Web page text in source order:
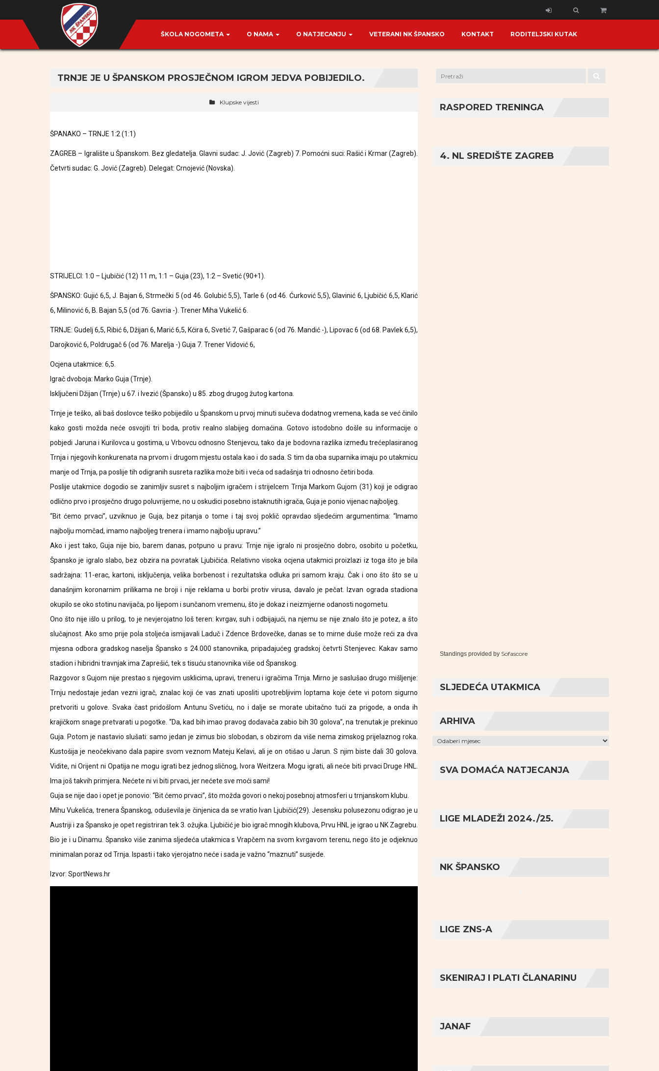
ŠKOLA NOGOMETA O NAMA O NATJECANJU VETERANI NK ŠPANSKO KONTAKT RODITELJSKI KUTAK
TRNJE JE U ŠPANSKOM PROSJEČNOM IGROM JEDVA POBIJEDILO.
Klupske vijesti
ŠPANAKO – TRNJE 1:2 (1:1)
ZAGREB – Igralište u Španskom. Bez gledatelja. Glavni sudac: J. Jović (Zagreb) 7. Pomoćni suci: Rašić i Krmar (Zagreb).
Četvrti sudac: G. Jović (Zagreb). Delegat: Crnojević (Novska).
STRIJELCI: 1:0 – Ljubičić (12) 11 m, 1:1 – Guja (23), 1:2 – Svetić (90+1).
ŠPANSKO: Gujić 6,5, J. Bajan 6, Strmečki 5 (od 46. Golubić 5,5), Tarle 6 (od 46. Ćurković 5,5), Glavinić 6, Ljubičić 6,5, Klarić
6, Milinović 6, B. Bajan 5,5 (od 76. Gavria -). Trener Miha Vukelić 6.
TRNJE: Gudelj 6,5, Ribić 6, Džijan 6, Marić 6,5, Kćira 6, Svetić 7, Gašparac 6 (od 76. Mandić -), Lipovac 6 (od 68. Pavlek 6,5),
Darojković 6, Poldrugač 6 (od 76. Marelja -) Guja 7. Trener Vidović 6,
Ocjena utakmice: 6,5.
Igrač dvoboja: Marko Guja (Trnje).
Isključeni Džijan (Trnje) u 67. i Ivezić (Špansko) u 85. zbog drugog žutog kartona.
Trnje je teško, ali baš doslovce teško pobijedilo u Španskom u prvoj minuti sučeva dodatnog vremena, kada se već činilo
kako gosti možda neće osvojiti tri boda, protiv realno slabijeg domaćina. Gotovo istodobno došle su informacije o
pobjedi Jaruna i Kurilovca u gostima, u Vrbovcu odnosno Stenjevcu, tako da je bodovna razlika između trećeplasiranog
Trnja i njegovih konkurenata na prvom i drugom mjestu ostala kao i do sada. S tim da oba suparnika imaju po utakmicu
manje od Trnja, pa poslije tih odigranih susreta razlika može biti i veća od sadašnja tri odnosno četiri boda.
Poslije utakmice dogodio se zanimljiv susret s najboljim igračem i strijelcem Trnja Markom Gujom (31) koji je odigrao
odlično prvo i prosječno drugo poluvrijeme, no u oskudici posebno istaknutih igrača, Guja je ponio vijenac najboljeg.
“Bit ćemo prvaci”, uzviknuo je Guja, bez pitanja o tome i taj svoj poklič opravdao sljedećim argumentima: “Imamo
najbolju momčad, imamo najboljeg trenera i imamo najbolju upravu.”
Ako i jest tako, Guja nije bio, barem danas, potpuno u pravu: Trnje nije igralo ni prosječno dobro, osobito u početku,
Špansko je igralo slabo, bez obzira na povratak Ljubičića. Relativno visoka ocjena utakmici proizlazi iz toga što je bila
sadržajna: 11-erac, kartoni, isključenja, velika borbenost i rezultatska odluka pri samom kraju. Čak i ono što što se u
današnjim koronarnim prilikama ne broji i nije reklama u borbi protiv virusa, davalo je pečat. Izvan ograda stadiona
okupilo se oko stotinu navijača, po lijepom i sunčanom vremenu, što je dokaz i neizmjerne odanosti nogometu.
Ono što nije išlo u prilog, to je nevjerojatno loš teren: kvrgav, suh i odbijajući, na njemu se nije znalo što je potez, a što
slučajnost. Ako smo prije pola stoljeća ismijavali Laduč i Zdence Brdovečke, danas se to mirne duše može reći za dva
mjesna odbora gradskog naselja Špansko s 24.000 stanovnika, pripadajućeg gradskoj četvrti Stenjevec. Kakav samo
stadion i hibridni travnjak ima Zaprešić, tek s tisuću stanovnika više od Španskog.
Razgovor s Gujom nije prestao s njegovim usklicima, upravi, treneru i igračima Trnja. Mirno je saslušao drugo mišljenje:
Trnju nedostaje jedan vezni igrač, znalac koji će vas znati uposliti upotrebljivim loptama koje ćete vi potom sigurno
pretvoriti u golove. Svaka čast pridošlom Antunu Svetiću, no i dalje se morate ubitačno tući za prigode, a onda ih
krajičkom snage pretvarati u pogotke. “Da, kad bih imao pravog dodavača zabio bih 30 golova”, na trenutak je prekinuo
Guja. Potom je nastavio slušati: samo jedan je zimus bio slobodan, s obzirom da više nema zimskog prijelaznog roka.
Kustošija je neočekivano dala papire svom veznom Mateju Kelavi, ali je on otišao u Jarun. S njim biste dali 30 golova.
Vidite, ni Orijent ni Opatija ne mogu igrati bez jednog sličnog, Ivora Weitzera. Mogu igrati, ali neće biti prvaci Druge HNL.
Ima još takvih primjera. Nećete ni vi biti prvaci, jer nećete sve moći sami!
Guja se nije dao i opet je ponovio: “Bit ćemo prvaci”, što možda govori o nekoj posebnoj atmosferi u trnjanskom klubu.
Mihu Vukelića, trenera Španskog, oduševila je činjenica da se vratio Ivan Ljubičić(29). Jesensku polusezonu odigrao je u
Austriji i za Špansko je opet registriran tek 3. ožujka. Ljubičić je bio igrač mnogih klubova, Prvu HNL je igrao u NK Zagrebu.
Bio je i u Dinamu. Špansko više zanima sljedeća utakmica s Vrapčem na svom kvrgavom terenu, nego što je odjeknuo
minimalan poraz od Trnja. Ispasti i tako vjerojatno neće i sada je važno “maznuti” susjede.
Izvor: SportNews.hr
RASPORED TRENINGA
4. NL SREDIŠTE ZAGREB
Standings provided by Sofascore
SLJEDEĆA UTAKMICA
ARHIVA
Arhiva
SVA DOMAĆA NATJECANJA
LIGE MLADEŽI 2024./25.
NK ŠPANSKO
LIGE ZNS-A
SKENIRAJ I PLATI ČLANARINU
JANAF